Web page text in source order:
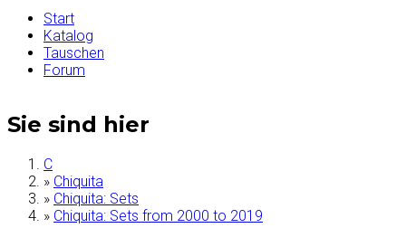
Start
Katalog
Tauschen
Forum
Sie sind hier
C
» Chiquita
» Chiquita: Sets
» Chiquita: Sets from 2000 to 2019